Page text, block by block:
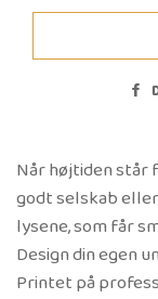
Når højtiden står
godt selskab
lysene, som får
Design din egen
Printet på